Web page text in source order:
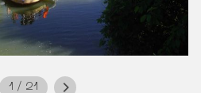
1 / 21